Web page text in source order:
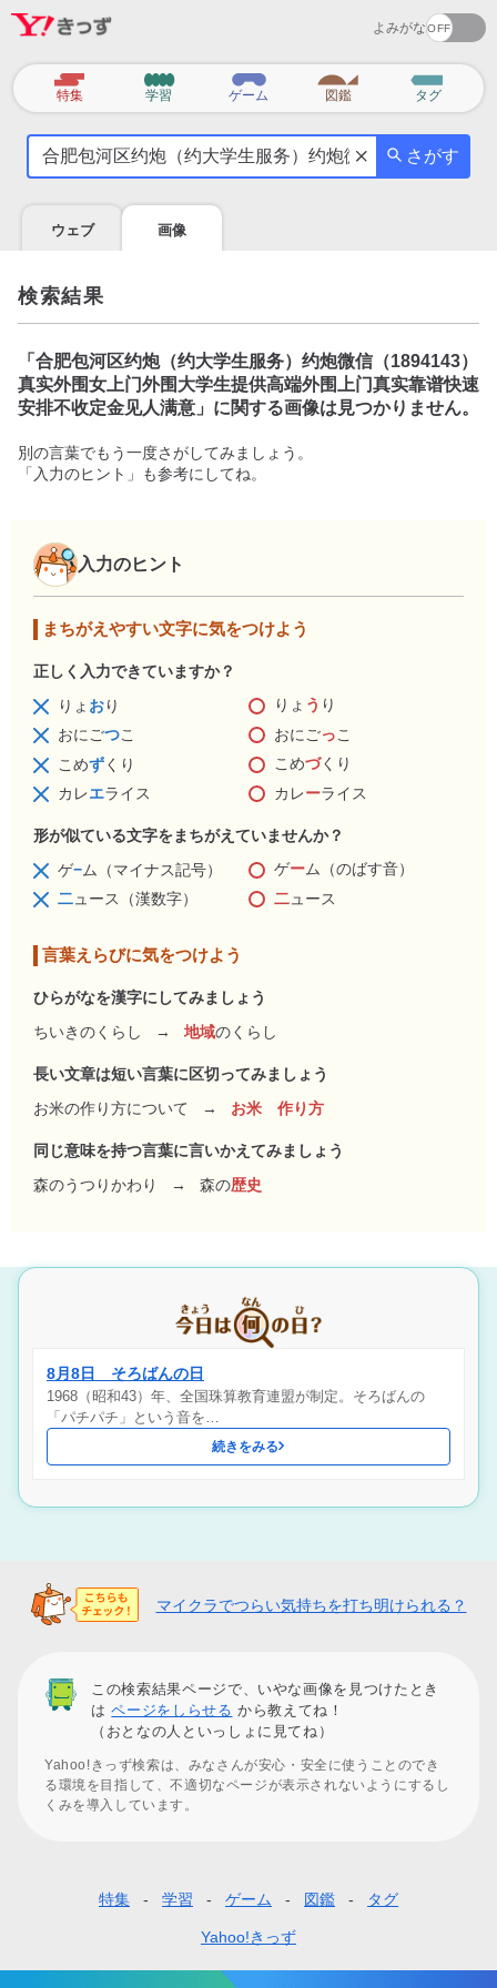
よみがな
カ
テ
特集 学習 ゲーム 図鑑 タグ
気
を
調
べ
よ
う
さがす
ウェブ 画像
検索結果
「 合肥包河区约炮（约大学生服务）约炮微信（1894143）
真实外围女上门外围大学生提供高端外围上门真实靠谱快速
安排不收定金见人满意 」に関する画像は見つかりません。
別の言葉でもう一度さがしてみましょう。
「入力のヒント」も参考にしてね。
入力のヒント
まちがえやすい文字に気をつけよう
正しく入力できていますか？
りょ おり りょ う り
おにごつこ おにごっこ
こめずくり こめづくり
カレエライス カレーライス
形が似ている文字をまちがえていませんか？
ゲ−ム（マイナス記号） ゲーム（のばす音）
二ュース（漢数字） 二ュース
言葉えらびに気をつけよう
ひらがなを漢字にしてみましょう
ちいきのくらし
→ 地域のくらし
長い文章は短い言葉に区切ってみましょう
お米の作り方について
→ お米 作り方
同じ意味を持つ言葉に言いかえてみましょう
森のうつりかわり
→ 森の歴史
8月8日 そろばんの日
1968（昭和43）年、全国珠算教育連盟が制定。そろばんの
「パチパチ」という音を…
続きをみる
マイクラでつらい気持ちを打ち明けられる？
この検索結果ページで、いやな画像を見つけたとき
はページをしらせる から教えてね！
（おとなの人といっしょに見てね）
Yahoo!きっず検索は、みなさんが安心・安全に使うことのでき
る環境を目指して、不適切なページが表示されないようにするし
くみを導入しています。
タ
特集 学習 ゲーム 図鑑 タグ
Yahoo!きっず